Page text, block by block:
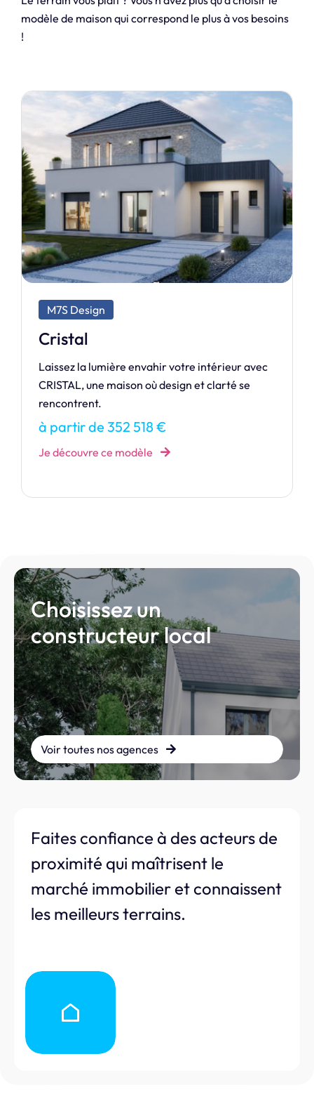
modèle de maison qui correspond le plus à vos besoins
!
M7S Exclusive
Unique
Vous possédez un grand terrain ? Alors ne
passez pas à côté d’une maison de plain pied !
à partir de 142 678 €
Je découvre ce modèle
Choisissez un
constructeur local
Voir toutes nos agences
Faites confiance à des acteurs de
proximité qui maîtrisent le
marché immobilier et connaissent
les meilleurs terrains.